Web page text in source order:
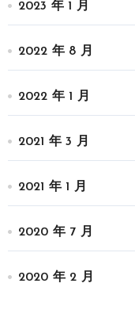
2023 年 1 月
2022 年 8 月
2022 年 1 月
2021 年 3 月
2021 年 1 月
2020 年 7 月
2020 年 2 月